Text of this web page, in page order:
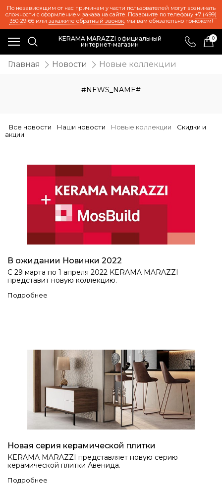
По независящим от нас причинам у части пользователей могут возникать
сложности с оформлением заказа на сайте. Позвоните по телефону +7 (499)
350-29-66или закажите обратный звонок, мы вам обязательно поможем!
KERAMA MARAZZI официальный
интернет-магазин
0
Главная Новости Новые коллекции
#NEWS_NAME#
Все новости Наши новости Новые коллекции
Скидки и
акции
В ожидании Новинки 2022
С 29 марта по 1 апреля 2022 KERAMA MARAZZI
представит новую коллекцию.
Подробнее
Новая серия керамической плитки
KERAMA MARAZZI представляет новую серию
керамической плитки Авенида.
Подробнее